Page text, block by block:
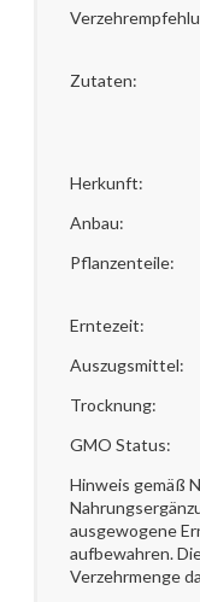
Zutaten:
Herkunft:
Anbau:
Pflanzenteile:
Erntezeit:
Auszugsmittel:
Trocknung:
GMO Status:
Hinweis gemäß
ausgewogene
aufbewahren.
Verzehrmenge